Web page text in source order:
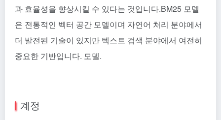
과 효율성을 향상시킬 수 있다는 것입니다.BM25 모델
은 전통적인 벡터 공간 모델이며 자연어 처리 분야에서
더 발전된 기술이 있지만 텍스트 검색 분야에서 여전히
중요한 기반입니다. 모델.
계정